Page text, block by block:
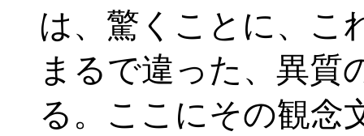
は、驚くことに、こ
まるで違った、異質
る。ここにその観念